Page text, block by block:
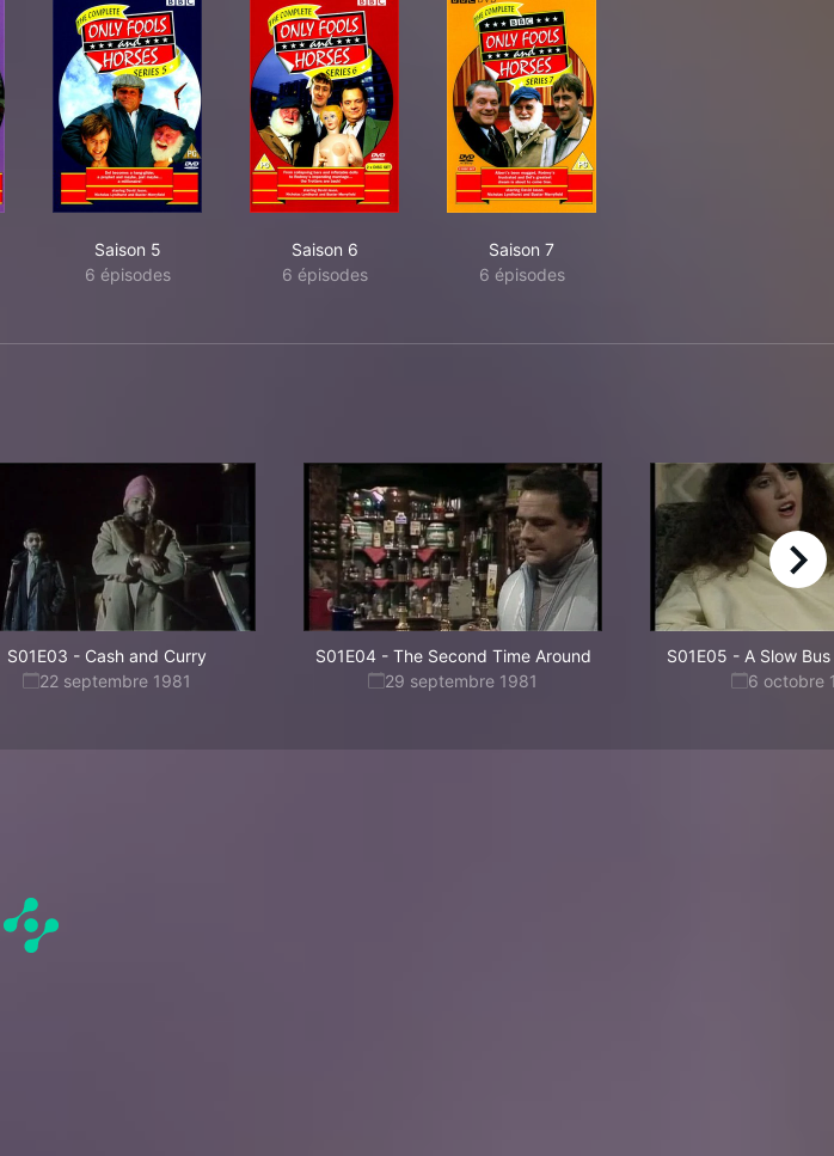
Saison 5
6 épisodes
Saison 6
6 épisodes
Saison 7
6 épisodes
S01E03 - Cash and Curry
22 septembre 1981
S01E04- The Second Time Around
29 septembre 1981
S01E05 - A Slow
6 octobre
right